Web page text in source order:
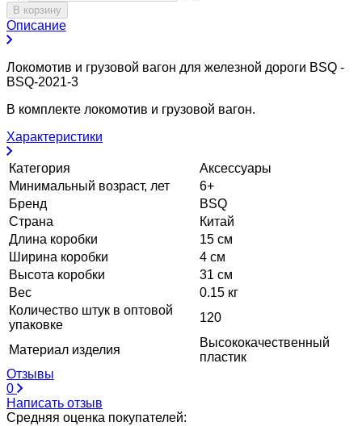
В корзину
Описание
Локомотив и грузовой вагон для железной дороги BSQ -
BSQ-2021-3
В комплекте локомотив и грузовой вагон.
Характеристики
Категория
Аксессуары
Минимальный возраст, лет
6+
Бренд
BSQ
Страна
Китай
Длина коробки
15 см
Ширина коробки
4 см
Высота коробки
31 см
Вес
0.15 кг
Количество штук в оптовой
упаковке
120
Материал изделия
Высококачественный
пластик
Отзывы
0
Написать отзыв
Средняя оценка покупателей: